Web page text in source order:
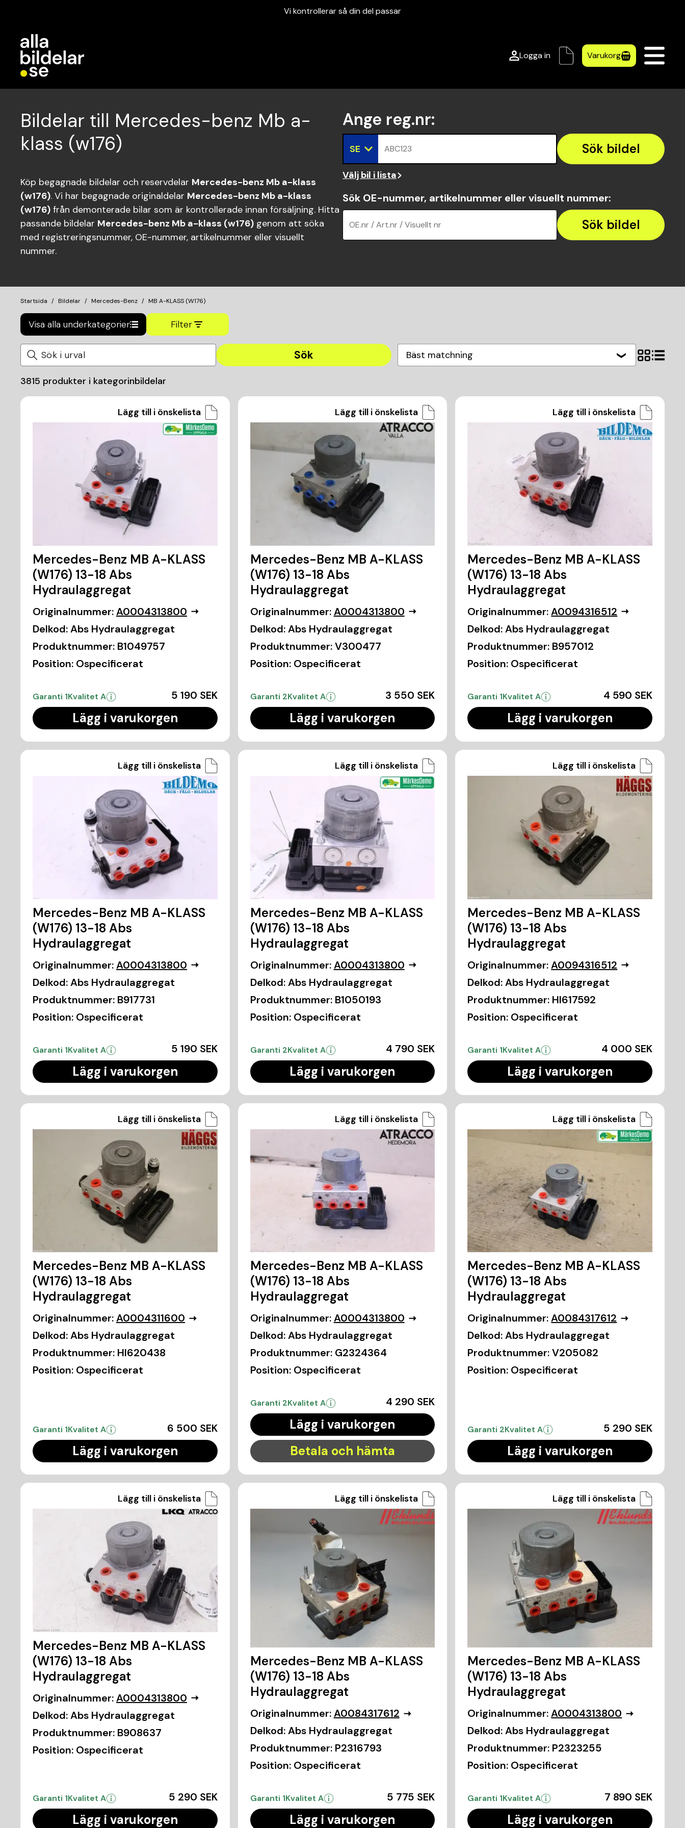
Vi kontrollerar så din del passar
Logga in Varukorg
Bildelar till Mercedes-benz Mb a-
klass (w176)
Köp begagnade bildelar och reservdelar Mercedes-benz Mb a-klass
(w176). Vi har begagnade originaldelar Mercedes-benz Mb a-klass
(w176) från demonterade bilar som är kontrollerade innan försäljning. Hitta
passande bildelar Mercedes-benz Mb a-klass (w176) genom att söka
med registreringsnummer, OE-nummer, artikelnummer eller visuellt
nummer.
Ange reg.nr:
SE ABC123 Sök bildel
Välj bil i lista
Sök OE-nummer, artikelnummer eller visuellt nummer:
OE.nr / Art.nr / Visuellt nr Sök bildel
Startsida Bildelar Mercedes-Benz MB A-KLASS (W176)
Visa alla underkategorier Filter
Sök Bäst matchning
3815 produkter i kategorinbildelar
Lägg till i önskelista
Mercedes-Benz MB A-KLASS
(W176) 13-18 Abs
Hydraulaggregat
Originalnummer:A0004313800
Delkod:Abs Hydraulaggregat
Produktnummer: B1049757
Position: Ospecificerat
Garanti 1Kvalitet A 5 190 SEK
Lägg i varukorgen
Lägg till i önskelista
Mercedes-Benz MB A-KLASS
(W176) 13-18 Abs
Hydraulaggregat
Originalnummer: A0004313800
Delkod: Abs Hydraulaggregat
Produktnummer: V300477
Position: Ospecificerat
Garanti 2Kvalitet A 3 550 SEK
Lägg i varukorgen
Lägg till i önskelista
Mercedes-Benz MB A-KLASS
(W176) 13-18 Abs
Hydraulaggregat
Originalnummer: A0094316512
Delkod: Abs Hydraulaggregat
Produktnummer: B957012
Position: Ospecificerat
Garanti 1Kvalitet A 4 590 SEK
Lägg i varukorgen
Lägg till i önskelista
Mercedes-Benz MB A-KLASS
(W176) 13-18 Abs
Hydraulaggregat
Originalnummer:A0004313800
Delkod:Abs Hydraulaggregat
Produktnummer: B917731
Position: Ospecificerat
Garanti 1Kvalitet A 5 190 SEK
Lägg i varukorgen
Lägg till i önskelista
Mercedes-Benz MB A-KLASS
(W176) 13-18 Abs
Hydraulaggregat
Originalnummer: A0004313800
Delkod: Abs Hydraulaggregat
Produktnummer: B1050193
Position: Ospecificerat
Garanti 2Kvalitet A 4 790 SEK
Lägg i varukorgen
Lägg till i önskelista
Mercedes-Benz MB A-KLASS
(W176) 13-18 Abs
Hydraulaggregat
Originalnummer: A0094316512
Delkod: Abs Hydraulaggregat
Produktnummer: HI617592
Position: Ospecificerat
Garanti 1Kvalitet A 4 000 SEK
Lägg i varukorgen
Lägg till i önskelista
Mercedes-Benz MB A-KLASS
(W176) 13-18 Abs
Hydraulaggregat
Originalnummer:A0004311600
Delkod:Abs Hydraulaggregat
Produktnummer: HI620438
Position: Ospecificerat
Garanti 1Kvalitet A 6 500 SEK
Lägg i varukorgen
Lägg till i önskelista
Mercedes-Benz MB A-KLASS
(W176) 13-18 Abs
Hydraulaggregat
Originalnummer: A0004313800
Delkod: Abs Hydraulaggregat
Produktnummer: G2324364
Position: Ospecificerat
Garanti 2Kvalitet A 4 290 SEK
Lägg i varukorgen
Betala och hämta
Lägg till i önskelista
Mercedes-Benz MB A-KLASS
(W176) 13-18 Abs
Hydraulaggregat
Originalnummer: A0084317612
Delkod: Abs Hydraulaggregat
Produktnummer: V205082
Position: Ospecificerat
Garanti 2Kvalitet A 5 290 SEK
Lägg i varukorgen
Lägg till i önskelista
Mercedes-Benz MB A-KLASS
(W176) 13-18 Abs
Hydraulaggregat
Originalnummer:A0004313800
Delkod:Abs Hydraulaggregat
Produktnummer: B908637
Position: Ospecificerat
Garanti 1Kvalitet A 5 290 SEK
Lägg i varukorgen
Lägg till i önskelista
Mercedes-Benz MB A-KLASS
(W176) 13-18 Abs
Hydraulaggregat
Originalnummer: A0084317612
Delkod: Abs Hydraulaggregat
Produktnummer: P2316793
Position: Ospecificerat
Garanti 1Kvalitet A 5 775 SEK
Lägg i varukorgen
Lägg till i önskelista
Mercedes-Benz MB A-KLASS
(W176) 13-18 Abs
Hydraulaggregat
Originalnummer: A0004313800
Delkod: Abs Hydraulaggregat
Produktnummer: P2323255
Position: Ospecificerat
Garanti 1Kvalitet A 7 890 SEK
Lägg i varukorgen